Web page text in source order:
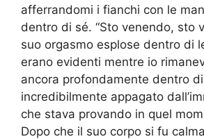
afferrandomi i fianchi con le
dentro di sé. “Sto venendo, sto
suo orgasmo esplose dentro di
erano evidenti mentre io
ancora profondamente dentro
incredibilmente appagato
che stava provando in quel
Dopo che il suo corpo si fu